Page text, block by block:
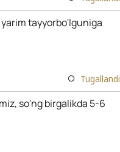
tayyorbo'lguniga
Tugallandi
so'ng birgalikda 5-6